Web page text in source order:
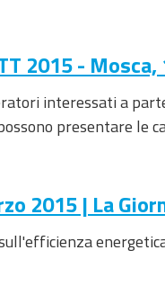
2015 -
interessati a
presentare le
2015 | La